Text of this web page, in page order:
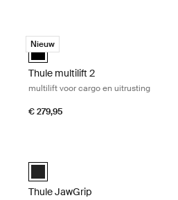
verpakking Black
Thule multilift 2 multilift voor cargo
Nieuw
black (selected)
Thule multilift 2
multilift voor cargo en uitrusting
€ 279,95
en cargo Black
Black (selected)
Thule JawGrip